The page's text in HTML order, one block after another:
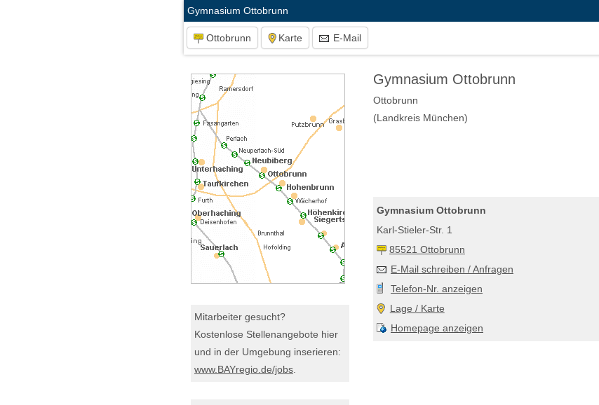
Gymnasium Ottobrunn
Ottobrunn Karte E-Mail
Mitarbeiter gesucht?
Kostenlose Stellenangebote hier
und in der Umgebung inserieren:
www.BAYregio.de/jobs
Gymnasium Ottobrunn
Ottobrunn
(Landkreis München)
Gymnasium Ottobrunn
Karl-Stieler-Str. 1
85521 Ottobrunn
E-Mail schreiben / Anfragen
Telefon-Nr. anzeigen
Lage / Karte
Homepage anzeigen